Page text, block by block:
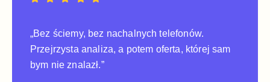
„Bez ściemy, bez nachalnych telefonów.
Przejrzysta analiza, a potem oferta, której sam
bym nie znalazł.”